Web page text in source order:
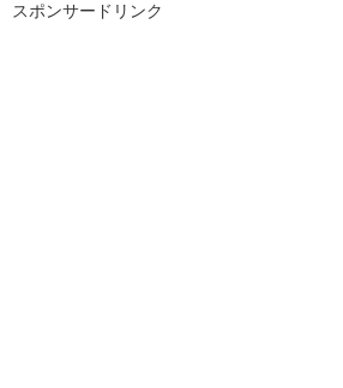
スポンサードリンク